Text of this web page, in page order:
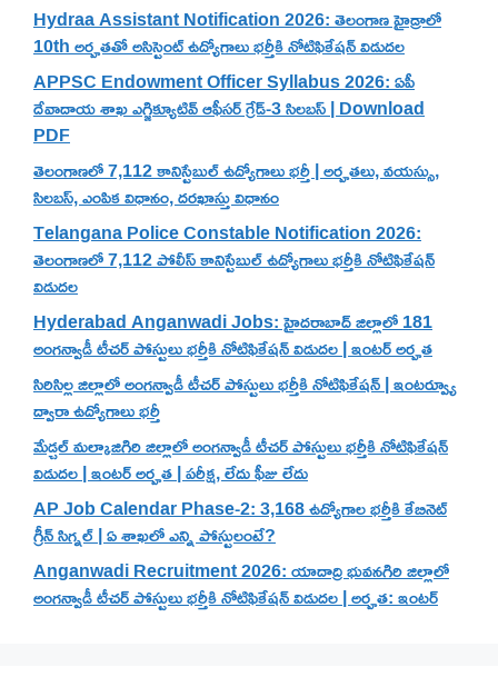
Hydraa Assistant Notification 2026: తెలంగాణ హైడ్రాలో
10th అర్హతతో అసిస్టెంట్ ఉద్యోగాలు భర్తీకి నోటిఫికేషన్ విడుదల
APPSC Endowment Officer Syllabus 2026: ఏపీ
దేవాదాయ శాఖ ఎగ్జిక్యూటివ్ ఆఫీసర్ గ్రేడ్-3 సిలబస్ | Download
PDF
తెలంగాణలో 7,112 కానిస్టేబుల్ ఉద్యోగాలు భర్తీ | అర్హతలు, వయస్సు,
సిలబస్, ఎంపిక విధానం, దరఖాస్తు విధానం
Telangana Police Constable Notification 2026:
తెలంగాణలో 7,112 పోలీస్ కానిస్టేబుల్ ఉద్యోగాలు భర్తీకి నోటిఫికేషన్
విడుదల
Hyderabad Anganwadi Jobs: హైదరాబాద్ జిల్లాలో 181
అంగన్వాడీ టీచర్ పోస్టులు భర్తీకి నోటిఫికేషన్ విడుదల | ఇంటర్ అర్హత
సిరిసిల్ల జిల్లాలో అంగన్వాడీ టీచర్ పోస్టులు భర్తీకి నోటిఫికేషన్ | ఇంటర్వ్యూ
ద్వారా ఉద్యోగాలు భర్తీ
మేడ్చల్ మల్కాజిగిరి జిల్లాలో అంగన్వాడీ టీచర్ పోస్టులు భర్తీకి నోటిఫికేషన్
విడుదల | ఇంటర్ అర్హత | పరీక్ష, లేదు ఫీజు లేదు
AP Job Calendar Phase-2: 3,168 ఉద్యోగాల భర్తీకి కేబినెట్
గ్రీన్ సిగ్నల్ | ఏ శాఖలో ఎన్ని పోస్టులంటే?
Anganwadi Recruitment 2026: యాదాద్రి భువనగిరి జిల్లాలో
అంగన్వాడీ టీచర్ పోస్టులు భర్తీకి నోటిఫికేషన్ విడుదల | అర్హత: ఇంటర్